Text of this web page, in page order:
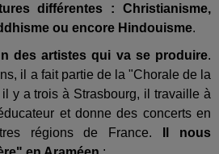
différentes
: Christianisme,
ou encore Hindouisme.
des artistes qui va se produire.
il a fait partie de la "Chorale de la
y a trois à Strasbourg, il travaille à
et donne des concerts en
régions de France.
Il nous